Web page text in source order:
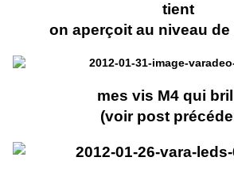
tient
on aperçoit au niveau
mes vis M4 qui
(voir post